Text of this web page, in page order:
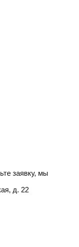
заявку, мы
д. 22